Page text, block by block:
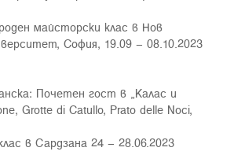
майсторски клас в Нов
София, 19.09 – 08.10.2023
Почетен гост в „Калас и
Grotte di Catullo, Prato delle Noci,
в Сардзана 24 – 28.06.2023